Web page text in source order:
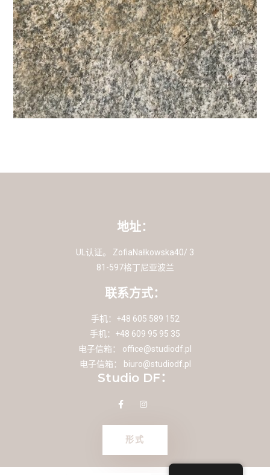
地址：
UL认证。 ZofiaNałkowska40/ 3
81-597格丁尼亚波兰
联系方式：
手机：+48 605 589 152
手机：+48 609 95 95 35
电子信箱： office@studiodf.pl
电子信箱：
biuro@studiodf.pl
Studio DF：
形式